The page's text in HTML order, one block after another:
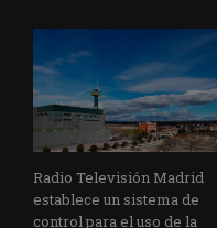
Radio Televisión Madrid
establece un sistema de
control para el uso de la